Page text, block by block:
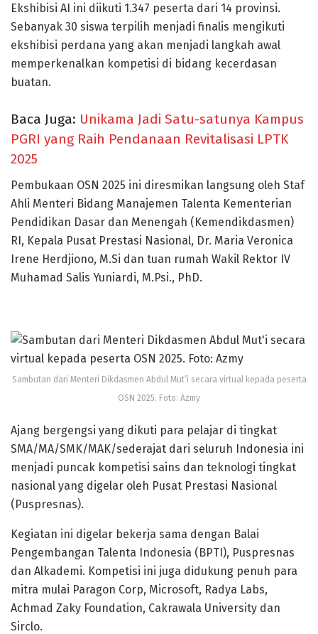
Ekshibisi AI ini diikuti 1.347 peserta dari 14 provinsi.
Sebanyak 30 siswa terpilih menjadi finalis mengikuti
ekshibisi perdana yang akan menjadi langkah awal
memperkenalkan kompetisi di bidang kecerdasan
buatan.
Baca Juga: Unikama Jadi Satu-satunya Kampus
PGRI yang Raih Pendanaan Revitalisasi LPTK
2025
Pembukaan OSN 2025 ini diresmikan langsung oleh Staf
Ahli Menteri Bidang Manajemen Talenta Kementerian
Pendidikan Dasar dan Menengah (Kemendikdasmen)
RI, Kepala Pusat Prestasi Nasional, Dr. Maria Veronica
Irene Herdjiono, M.Si dan tuan rumah Wakil Rektor IV
Muhamad Salis Yuniardi, M.Psi., PhD.
Sambutan dari Menteri Dikdasmen Abdul Mut’i secara virtual kepada peserta
OSN 2025. Foto: Azmy
Ajang bergengsi yang dikuti para pelajar di tingkat
SMA/MA/SMK/MAK/sederajat dari seluruh Indonesia ini
menjadi puncak kompetisi sains dan teknologi tingkat
nasional yang digelar oleh Pusat Prestasi Nasional
(Puspresnas).
Kegiatan ini digelar bekerja sama dengan Balai
Pengembangan Talenta Indonesia (BPTI), Puspresnas
dan Alkademi. Kompetisi ini juga didukung penuh para
mitra mulai Paragon Corp, Microsoft, Radya Labs,
Achmad Zaky Foundation, Cakrawala University dan
Sirclo.